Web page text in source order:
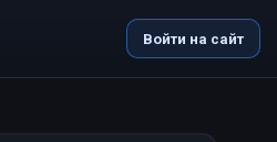
Войти на сайт